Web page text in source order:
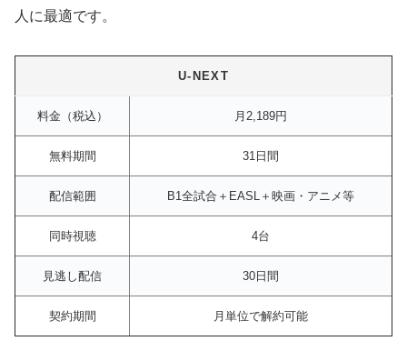
人に最適です。
U-NEXT
料金（税込） 月2,189円
無料期間 31日間
配信範囲 B1全試合＋EASL＋映画・アニメ等
同時視聴 4台
見逃し配信 30日間
契約期間 月単位で解約可能